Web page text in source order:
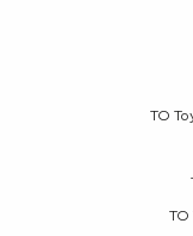
ТО
ТО